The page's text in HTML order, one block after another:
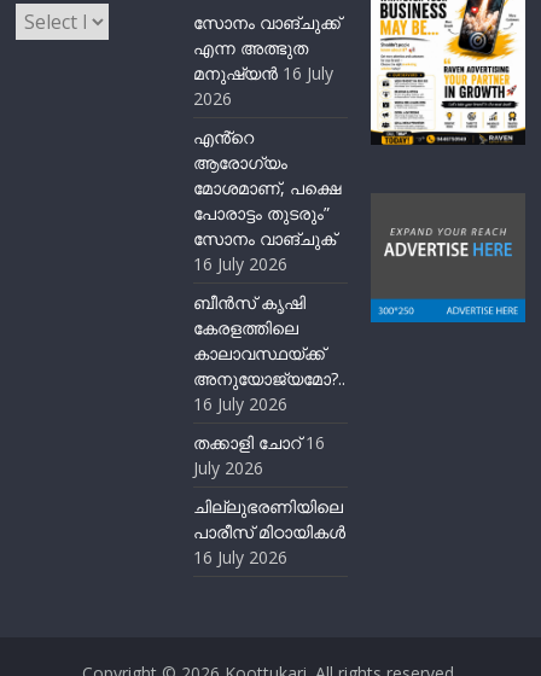
Archives
സോനം വാങ്ചുക്ക്
എന്ന അത്ഭുത
മനുഷ്യന്‍ 16 July
2026
എൻ്റെ
ആരോഗ്യം
മോശമാണ്, പക്ഷെ
പോരാട്ടം തുടരും”
സോനം വാങ്ചുക്
16 July 2026
ബീന്‍സ് കൃഷി
കേരളത്തിലെ
കാലാവസ്ഥയ്ക്ക്
അനുയോജ്യമോ?..
16 July 2026
തക്കാളി ചോറ് 16
July 2026
ചില്ലുഭരണിയിലെ
പാരീസ് മിഠായികള്‍
16 July 2026